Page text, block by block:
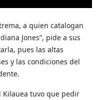
a quien catalogan
Jones”, pide a sus
pues las altas
y las condiciones del
Kilauea tuvo que pedir